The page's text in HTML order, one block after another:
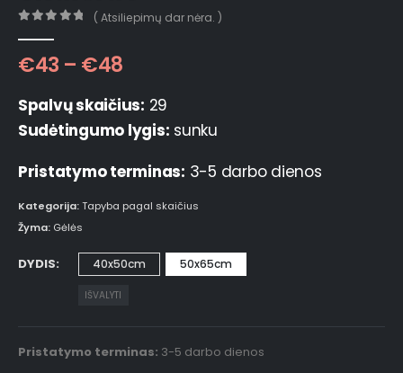
( Atsiliepimų dar nėra. )
€43 – €48
Spalvų skaičius: 29
Sudėtingumo lygis: sunku
Pristatymo terminas: 3-5 darbo dienos
Kategorija:Tapyba pagal skaičius
Žyma: Gėlės
DYDIS 40x50cm 50x65cm
IŠVALYTI
Pristatymo terminas: 3-5 darbo dienos